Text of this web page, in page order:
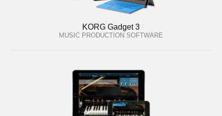
KORG Gadget 3
MUSIC PRODUCTION SOFTWARE